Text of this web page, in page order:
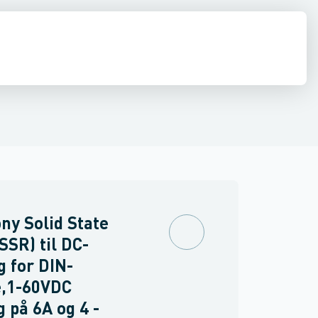
Solid State
til DC-
for DIN-
60VDC
på 6A og 4 -